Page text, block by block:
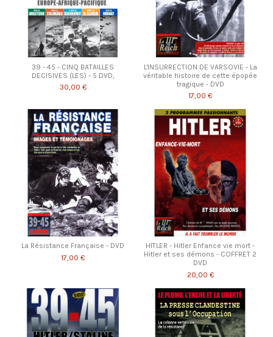
39 - 45 - CINQ BATAILLES
DECISIVES (LES) - 5 DVD,
30,00 €
L'INSURRECTION DE VARSOVIE - La
véritable histoire de cette épopée
tragique - DVD
17,00 €
La Résistance Française - DVD
17,00 €
HITLER - Hitler Enfance vie mort -
Hitler et ses démons - COFFRET 2
DVD
20,00 €